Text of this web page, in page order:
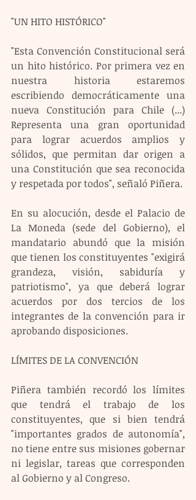
"UN HITO HISTÓRICO"
"Esta Convención Constitucional será
un hito histórico. Por primera vez en
nuestra historia estaremos
escribiendo democráticamente una
nueva Constitución para Chile (...)
Representa una gran oportunidad
para lograr acuerdos amplios y
sólidos, que permitan dar origen a
una Constitución que sea reconocida
y respetada por todos", señaló Piñera.
En su alocución, desde el Palacio de
La Moneda (sede del Gobierno), el
mandatario abundó que la misión
que tienen los constituyentes "exigirá
grandeza, visión, sabiduría y
patriotismo", ya que deberá lograr
acuerdos por dos tercios de los
integrantes de la convención para ir
aprobando disposiciones.
LÍMITES DE LA CONVENCIÓN
Piñera también recordó los límites
que tendrá el trabajo de los
constituyentes, que si bien tendrá
"importantes grados de autonomía",
no tiene entre sus misiones gobernar
ni legislar, tareas que corresponden
al Gobierno y al Congreso.